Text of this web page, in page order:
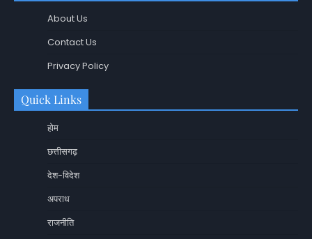
About Us
Contact Us
Privacy Policy
Quick Links
होम
छत्तीसगढ़
देश-विदेश
अपराध
राजनीति